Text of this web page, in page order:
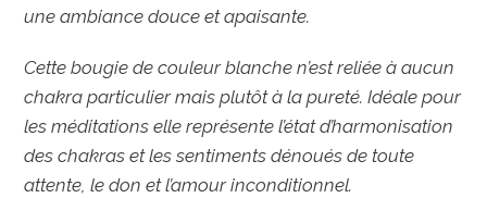
une ambiance douce et apaisante.
Cette bougie de couleur blanche n’est reliée à aucun
chakra particulier mais plutôt à la pureté. Idéale pour
les méditations elle représente l’état d’harmonisation
des chakras et les sentiments dénoués de toute
attente, le don et l’amour inconditionnel.